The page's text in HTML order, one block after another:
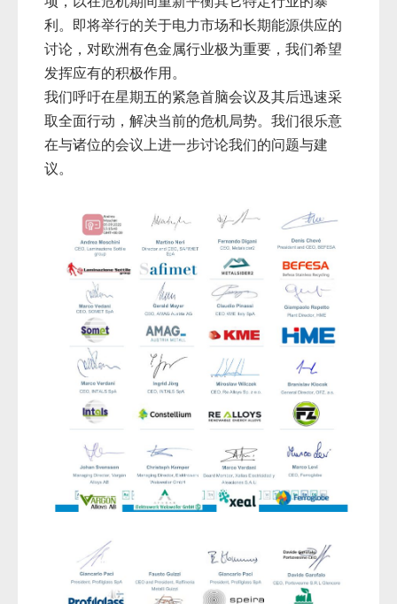
利。即将举行的关于电力市场和长期能源供应的
讨论，对欧洲有色金属行业极为重要，我们希望
发挥应有的积极作用。
我们呼吁在星期五的紧急首脑会议及其后迅速采
取全面行动，解决当前的危机局势。我们很乐意
在与诸位的会议上进一步讨论我们的问题与建
议。